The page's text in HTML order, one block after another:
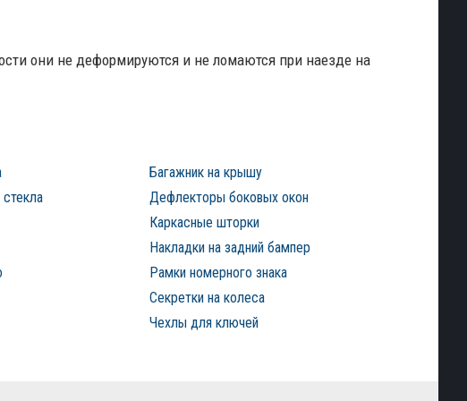
они не деформируются и не ломаются при наезде на
Багажник на крышу
Дефлекторы боковых окон
Каркасные шторки
Накладки на задний бампер
Рамки номерного знака
Секретки на колеса
Чехлы для ключей